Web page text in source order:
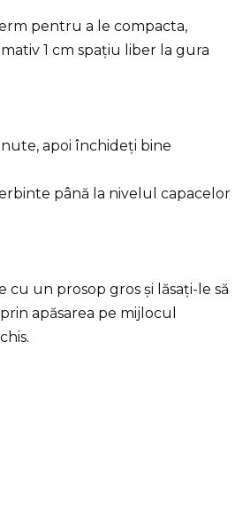
pentru a le compacta,
1 cm spațiu liber la gura
apoi închideți bine
până la nivelul capacelor
un prosop gros și lăsați-le să
apăsarea pe mijlocul